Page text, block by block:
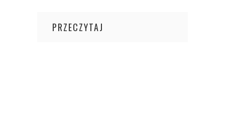
PRZECZYTAJ